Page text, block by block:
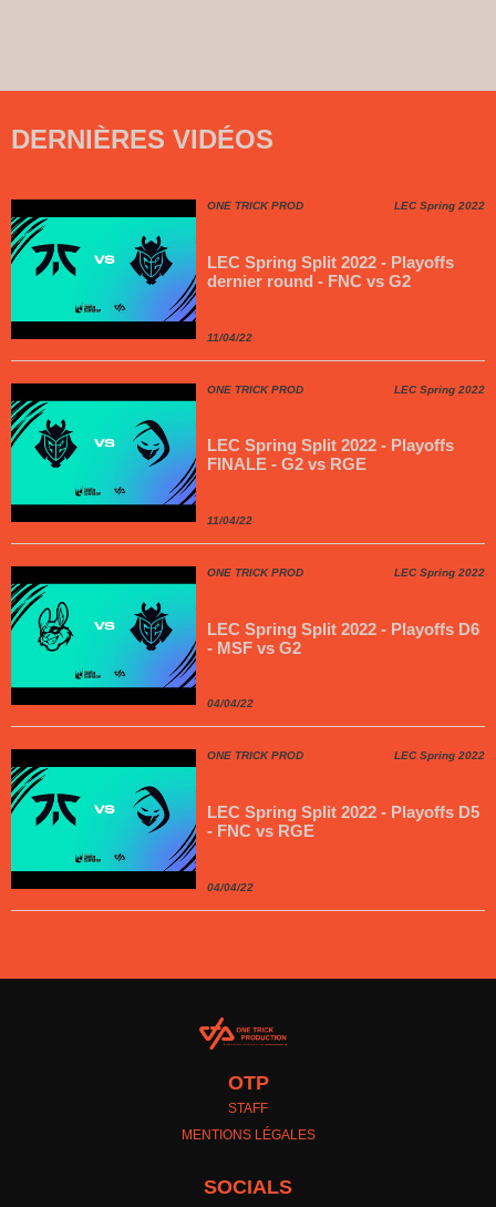
DERNIÈRES VIDÉOS
ONE TRICK PROD LEC Spring 2022
LEC Spring Split 2022 - Playoffs
dernier round - FNC vs G2
11/04/22
ONE TRICK PROD LEC Spring 2022
LEC Spring Split 2022 - Playoffs
FINALE - G2 vs RGE
11/04/22
ONE TRICK PROD LEC Spring 2022
LEC Spring Split 2022 - Playoffs D6
- MSF vs G2
04/04/22
ONE TRICK PROD LEC Spring 2022
LEC Spring Split 2022 - Playoffs D5
- FNC vs RGE
04/04/22
OTP
STAFF
MENTIONS LÉGALES
SOCIALS